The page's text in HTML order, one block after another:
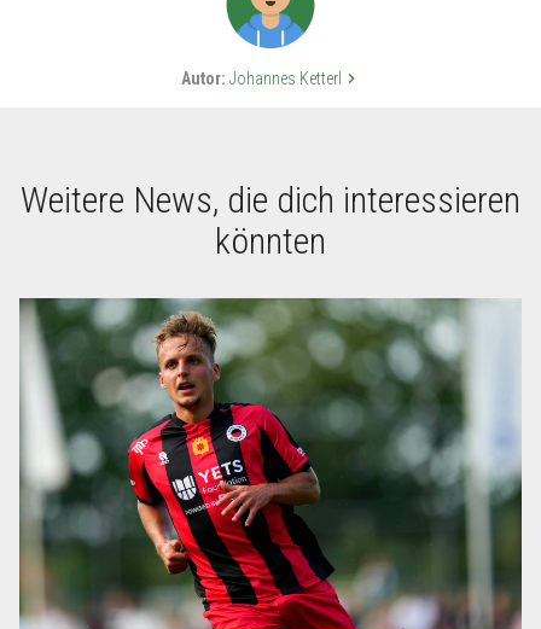
Autor: Johannes Ketterl keyboard_arrow_right
Weitere News, die dich interessieren
könnten